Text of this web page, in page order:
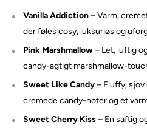
Vanilla Addiction– Varm,
der føles cosy, luksuriøs og
Pink Marshmallow– Let, luftig
candy-agtigt marshmallow-
Sweet Like Candy– Fluffy,
cremede candy-noter og et
Sweet Cherry Kiss– En saftig